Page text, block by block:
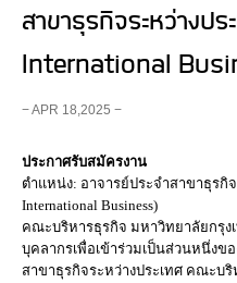
สาขาธุรกิจระหว่างป
International
− APR 18,2025 −
ประกาศรับสมัครงาน
ตำแหน่ง: อาจารย์ประจำสาขาธุรกิจ
International Business)
คณะบริหารธุรกิจ มหาวิทยาลัยกรุ
บุคลากรเพื่อเข้าร่วมเป็นส่วนหนึ่งข
สาขาธุรกิจระหว่างประเทศ คณะบ